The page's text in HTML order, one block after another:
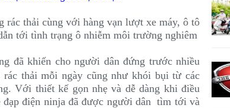
thải cùng với hàng vạn lượt xe máy, ô tô
tới tình trạng ô nhiễm môi trường nghiêm
đã khiến cho người dân đứng trước nhiều
thải mỗi ngày cũng như khói bụi từ các
Với thiết kế gọn nhẹ và dễ dàng khi điều
đạp điện ninja đã được người dân tìm tới và